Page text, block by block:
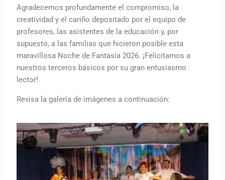
Agradecemos profundamente el compromiso, la
creatividad y el cariño depositado por el equipo de
profesores, las asistentes de la educación y, por
supuesto, a las familias que hicieron posible esta
maravillosa Noche de Fantasía 2026. ¡Felicitamos a
nuestros terceros básicos por su gran entusiasmo
lector!
Revisa la galería de imágenes a continuación: